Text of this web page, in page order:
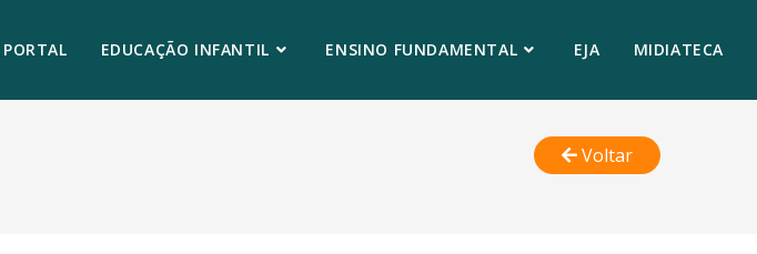
EDUCAÇÃO INFANTIL ENSINO FUNDAMENTAL EJA MIDIATECA
Voltar